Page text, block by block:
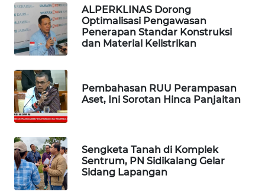
ALPERKLINAS Dorong
Optimalisasi Pengawasan
Penerapan Standar Konstruksi
dan Material Kelistrikan
Pembahasan RUU Perampasan
Aset, Ini Sorotan Hinca Panjaitan
Sengketa Tanah di Komplek
Sentrum, PN Sidikalang Gelar
Sidang Lapangan
TAMBANG
NEWS
SITUNGIR
NEWS
SIDIKALANG
NEWS
SIBARAGAS
NEWS
METRO